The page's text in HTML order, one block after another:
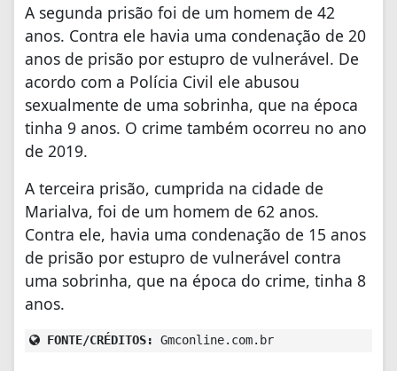
A segunda prisão foi de um homem de 42
anos. Contra ele havia uma condenação de 20
anos de prisão por estupro de vulnerável. De
acordo com a Polícia Civil ele abusou
sexualmente de uma sobrinha, que na época
tinha 9 anos. O crime também ocorreu no ano
de 2019.
A terceira prisão, cumprida na cidade de
Marialva, foi de um homem de 62 anos.
Contra ele, havia uma condenação de 15 anos
de prisão por estupro de vulnerável contra
uma sobrinha, que na época do crime, tinha 8
anos.
FONTE/CRÉDITOS: Gmconline.com.br